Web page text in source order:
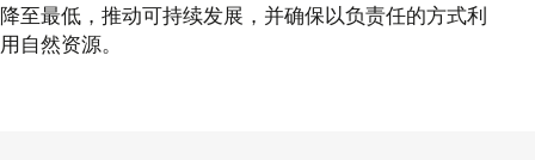
降至最低，推动可持续发展，并确保以负责任的方式利
用自然资源。